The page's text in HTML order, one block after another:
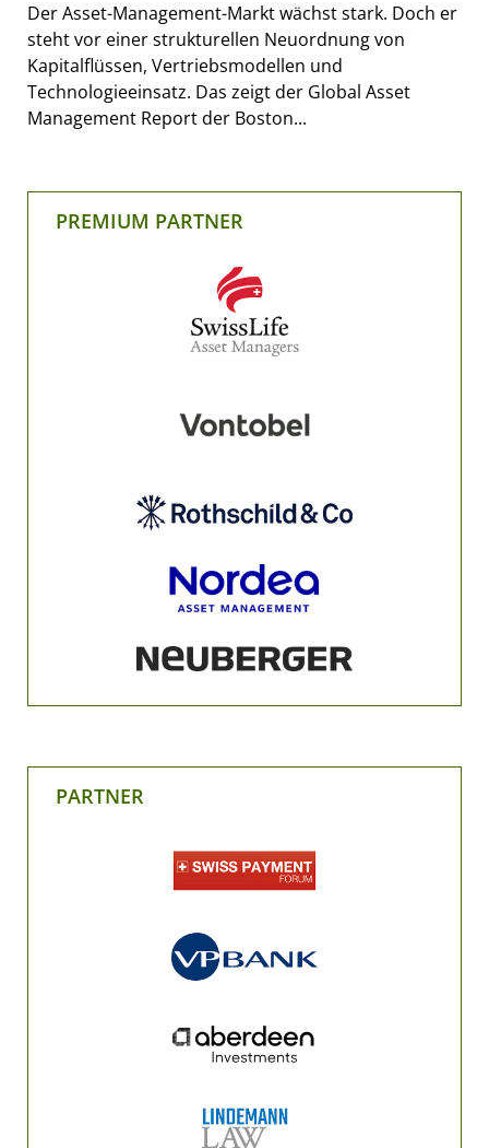
Der Asset-Management-Markt wächst stark. Doch er
steht vor einer strukturellen Neuordnung von
Kapitalflüssen, Vertriebsmodellen und
Technologieeinsatz. Das zeigt der Global Asset
Management Report der Boston...
PREMIUM PARTNER
PARTNER